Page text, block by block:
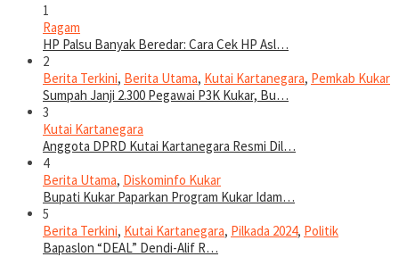
1
Ragam
HP Palsu Banyak Beredar: Cara Cek HP Asl…
2
Berita Terkini, Berita Utama, Kutai Kartanegara, Pemkab Kukar
Sumpah Janji 2.300 Pegawai P3K Kukar, Bu…
3
Kutai Kartanegara
Anggota DPRD Kutai Kartanegara Resmi Dil…
4
Berita Utama, Diskominfo Kukar
Bupati Kukar Paparkan Program Kukar Idam…
5
Berita Terkini, Kutai Kartanegara, Pilkada 2024, Politik
Bapaslon “DEAL” Dendi-Alif R…